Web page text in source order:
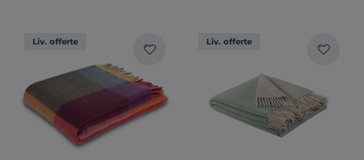
Liv. offerte Liv. offerte